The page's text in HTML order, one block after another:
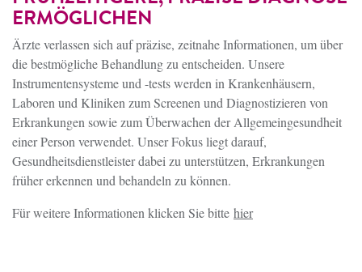
ERMÖGLICHEN
Ärzte verlassen sich auf präzise, zeitnahe Informationen, um über
die bestmögliche Behandlung zu entscheiden. Unsere
Instrumentensysteme und -tests werden in Krankenhäusern,
Laboren und Kliniken zum Screenen und Diagnostizieren von
Erkrankungen sowie zum Überwachen der Allgemeingesundheit
einer Person verwendet. Unser Fokus liegt darauf,
Gesundheitsdienstleister dabei zu unterstützen, Erkrankungen
früher erkennen und behandeln zu können.
Für weitere Informationen klicken Sie bitte hier